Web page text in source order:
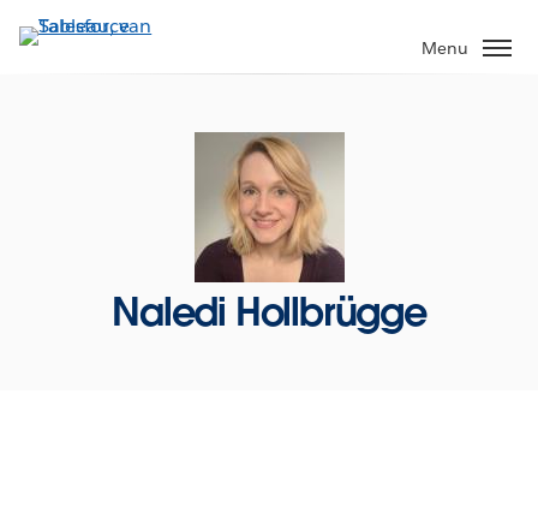
Verder
naar
Menu
Naledi Hollbrügge